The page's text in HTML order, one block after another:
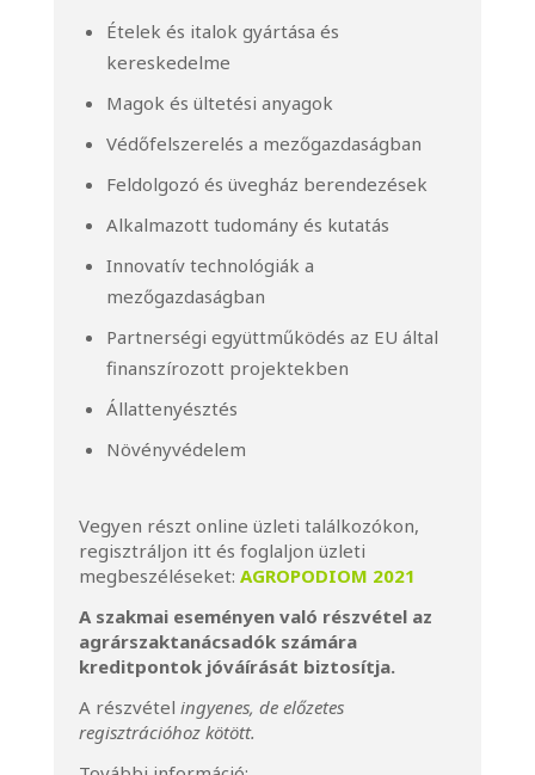
Ételek és italok gyártása és
kereskedelme
Magok és ültetési anyagok
Védőfelszerelés a mezőgazdaságban
Feldolgozó és üvegház berendezések
Alkalmazott tudomány és kutatás
Innovatív technológiák a
mezőgazdaságban
Partnerségi együttműködés az EU által
finanszírozott projektekben
Állattenyésztés
Növényvédelem
Vegyen részt online üzleti találkozókon,
regisztráljon itt és foglaljon üzleti
megbeszéléseket: AGROPODIOM 2021
A szakmai eseményen való részvétel az
agrárszaktanácsadók számára
kreditpontok jóváírását biztosítja.
A részvétel ingyenes, de előzetes
regisztrációhoz kötött.